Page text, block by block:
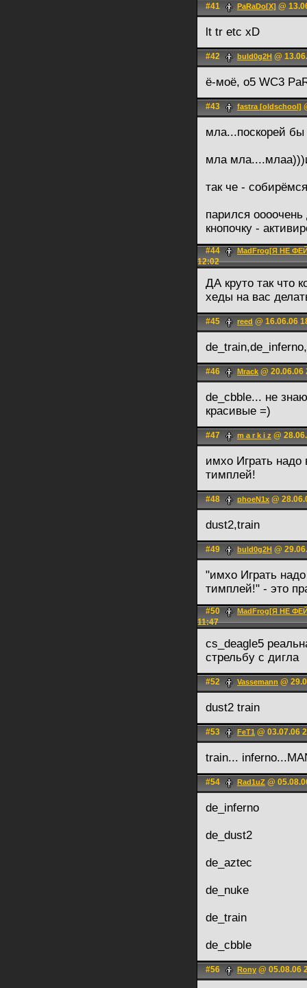
#41 PaRaDo[X] @
lt tr etc xD
#42 buld0g2H @
ё-моё, о5 WC3
#43 fastra [oldschool]
мла...поскорей
мла
так че -
парился
кнопочку -
#44 MadFrog[Я НЕ
12:02
ДА круто так что
хеды на вас
#45 reed @ 16.06.06
#46 Mrack @ 20.06.06
de_cbble... не
красивые =)
#47 m a r k i z @
имхо Играть надо
тимплей!
#48 phoeN1x @
dust2,train
#49 buld0g2H @
"имхо Играть
тимплей!" - это
#50 MadFrog[Я НЕ
11:47
cs_deagle5
стрельбу с дигла
#52 Vassemann @
dust2 train
#53 FeT1 @ 03.07.06
train...
#54 Rad1uZ @
de_inferno
de_dust2
de_aztec
de_nuke
de_train
de_cbble
#56 Rony @ 05.08.06